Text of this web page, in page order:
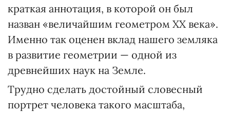
краткая аннотация, в которой он был
назван «величайшим геометром ХХ века».
Именно так оценен вклад нашего земляка
в развитие геометрии — одной из
древнейших наук на Земле.
Трудно сделать достойный словесный
портрет человека такого масштаба,